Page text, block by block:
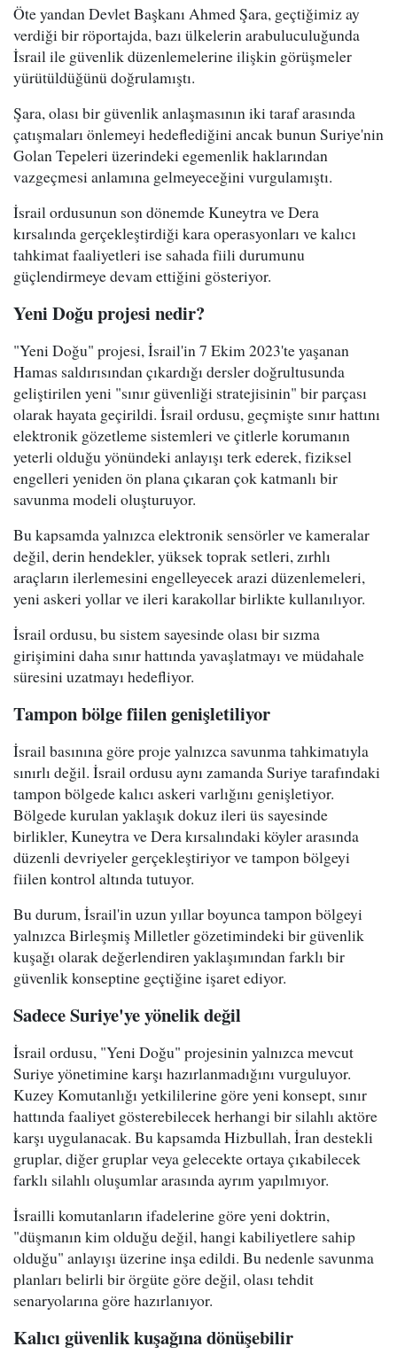
Öte yandan Devlet Başkanı Ahmed Şara, geçtiğimiz ay
verdiği bir röportajda, bazı ülkelerin arabuluculuğunda
İsrail ile güvenlik düzenlemelerine ilişkin görüşmeler
yürütüldüğünü doğrulamıştı.
Şara, olası bir güvenlik anlaşmasının iki taraf arasında
çatışmaları önlemeyi hedeflediğini ancak bunun Suriye'nin
Golan Tepeleri üzerindeki egemenlik haklarından
vazgeçmesi anlamına gelmeyeceğini vurgulamıştı.
İsrail ordusunun son dönemde Kuneytra ve Dera
kırsalında gerçekleştirdiği kara operasyonları ve kalıcı
tahkimat faaliyetleri ise sahada fiili durumunu
güçlendirmeye devam ettiğini gösteriyor.
Yeni Doğu projesi nedir?
"Yeni Doğu" projesi, İsrail'in 7 Ekim 2023'te yaşanan
Hamas saldırısından çıkardığı dersler doğrultusunda
geliştirilen yeni "sınır güvenliği stratejisinin" bir parçası
olarak hayata geçirildi. İsrail ordusu, geçmişte sınır hattını
elektronik gözetleme sistemleri ve çitlerle korumanın
yeterli olduğu yönündeki anlayışı terk ederek, fiziksel
engelleri yeniden ön plana çıkaran çok katmanlı bir
savunma modeli oluşturuyor.
Bu kapsamda yalnızca elektronik sensörler ve kameralar
değil, derin hendekler, yüksek toprak setleri, zırhlı
araçların ilerlemesini engelleyecek arazi düzenlemeleri,
yeni askeri yollar ve ileri karakollar birlikte kullanılıyor.
İsrail ordusu, bu sistem sayesinde olası bir sızma
girişimini daha sınır hattında yavaşlatmayı ve müdahale
süresini uzatmayı hedefliyor.
Tampon bölge fiilen genişletiliyor
İsrail basınına göre proje yalnızca savunma tahkimatıyla
sınırlı değil. İsrail ordusu aynı zamanda Suriye tarafındaki
tampon bölgede kalıcı askeri varlığını genişletiyor.
Bölgede kurulan yaklaşık dokuz ileri üs sayesinde
birlikler, Kuneytra ve Dera kırsalındaki köyler arasında
düzenli devriyeler gerçekleştiriyor ve tampon bölgeyi
fiilen kontrol altında tutuyor.
Bu durum, İsrail'in uzun yıllar boyunca tampon bölgeyi
yalnızca Birleşmiş Milletler gözetimindeki bir güvenlik
kuşağı olarak değerlendiren yaklaşımından farklı bir
güvenlik konseptine geçtiğine işaret ediyor.
Sadece Suriye'ye yönelik değil
İsrail ordusu, "Yeni Doğu" projesinin yalnızca mevcut
Suriye yönetimine karşı hazırlanmadığını vurguluyor.
Kuzey Komutanlığı yetkililerine göre yeni konsept, sınır
hattında faaliyet gösterebilecek herhangi bir silahlı aktöre
karşı uygulanacak. Bu kapsamda Hizbullah, İran destekli
gruplar, diğer gruplar veya gelecekte ortaya çıkabilecek
farklı silahlı oluşumlar arasında ayrım yapılmıyor.
İsrailli komutanların ifadelerine göre yeni doktrin,
"düşmanın kim olduğu değil, hangi kabiliyetlere sahip
olduğu" anlayışı üzerine inşa edildi. Bu nedenle savunma
planları belirli bir örgüte göre değil, olası tehdit
senaryolarına göre hazırlanıyor.
Kalıcı güvenlik kuşağına dönüşebilir